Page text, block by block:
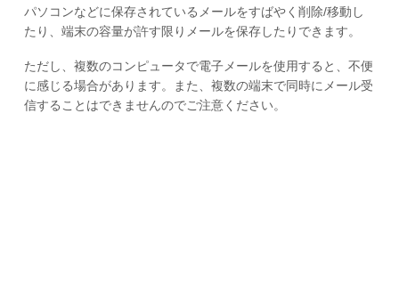
パソコンなどに保存されているメールをすばやく削除/移動し
たり、端末の容量が許す限りメールを保存したりできます。
ただし、複数のコンピュータで電子メールを使用すると、不便
に感じる場合があります。また、複数の端末で同時にメール受
信することはできませんのでご注意ください。